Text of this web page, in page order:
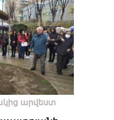
արվեստ